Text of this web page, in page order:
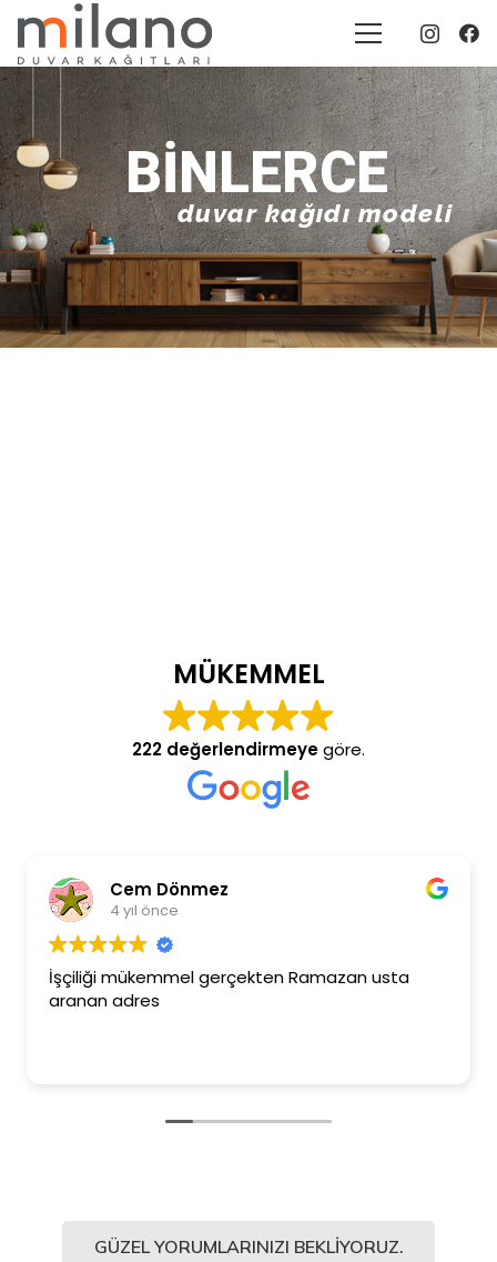
BINLERCE
duvar kağıdı modeli
MÜKEMMEL
222 değerlendirmeyegöre.
Cem Dönmez
4 yıl önce
İşçiliği mükemmel gerçekten Ramazan usta
aranan adres
GÜZEL YORUMLARINIZI BEKLIYORUZ.